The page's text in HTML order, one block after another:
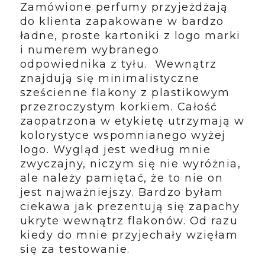
Zamówione perfumy przyjeżdżają
do klienta zapakowane w bardzo
ładne, proste kartoniki z logo marki
i numerem wybranego
odpowiednika z tyłu. Wewnątrz
znajdują się minimalistyczne
sześcienne flakony z plastikowym
przezroczystym korkiem. Całość
zaopatrzona w etykietę utrzymają w
kolorystyce wspomnianego wyżej
logo. Wygląd jest według mnie
zwyczajny, niczym się nie wyróżnia,
ale należy pamiętać, że to nie on
jest najważniejszy. Bardzo byłam
ciekawa jak prezentują się zapachy
ukryte wewnątrz flakonów. Od razu
kiedy do mnie przyjechały wzięłam
się za testowanie.